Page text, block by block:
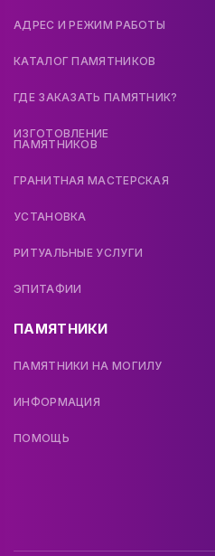
АДРЕС И РЕЖИМ РАБОТЫ
КАТАЛОГ ПАМЯТНИКОВ
ГДЕ ЗАКАЗАТЬ ПАМЯТНИК?
ИЗГОТОВЛЕНИЕ
ПАМЯТНИКОВ
ГРАНИТНАЯ МАСТЕРСКАЯ
УСТАНОВКА
РИТУАЛЬНЫЕ УСЛУГИ
ЭПИТАФИИ
ПАМЯТНИКИ
ПАМЯТНИКИ НА МОГИЛУ
ИНФОРМАЦИЯ
ПОМОЩЬ